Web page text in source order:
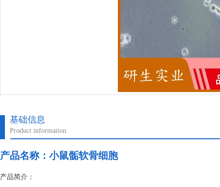
基础信息
Product information
产品名称： 小鼠骺软骨细胞
产品简介：